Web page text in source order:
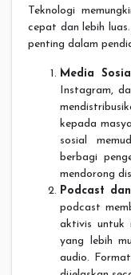
Teknologi
cepat dan lebih
penting dalam
Media Sosial
Instagram,
kepada
sosial
berbagi
mendorong
Podcast
podcast
aktivis untuk
yang lebih
audio.